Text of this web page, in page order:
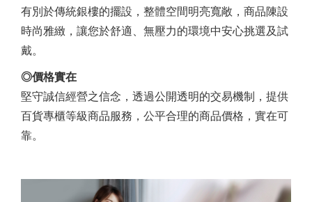
有別於傳統銀樓的擺設，整體空間明亮寬敞，商品陳設
時尚雅緻，讓您於舒適、無壓力的環境中安心挑選及試
戴。
◎價格實在
堅守誠信經營之信念，透過公開透明的交易機制，提供
百貨專櫃等級商品服務，公平合理的商品價格，實在可
靠。